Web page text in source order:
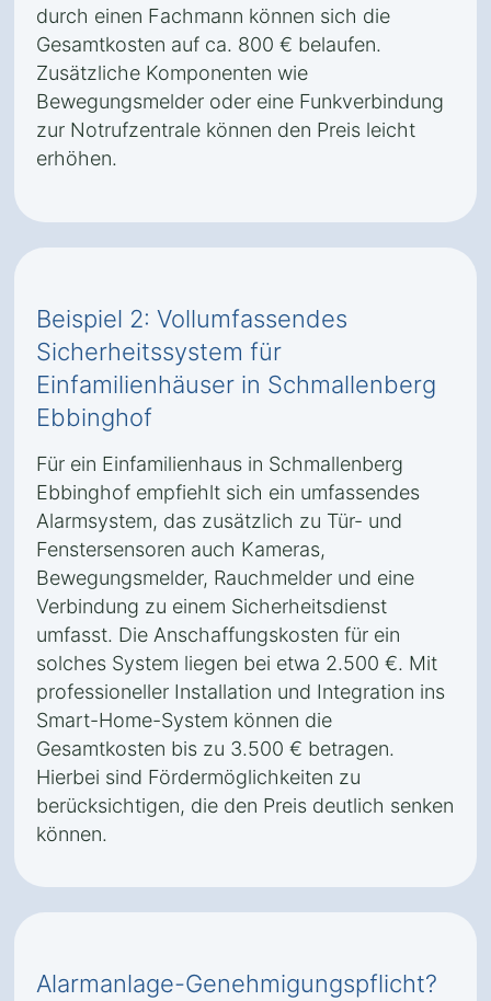
durch einen Fachmann können sich die
Gesamtkosten auf ca. 800 € belaufen.
Zusätzliche Komponenten wie
Bewegungsmelder oder eine Funkverbindung
zur Notrufzentrale können den Preis leicht
erhöhen.
Beispiel 2: Vollumfassendes
Sicherheitssystem für
Einfamilienhäuser in Schmallenberg
Ebbinghof
Für ein Einfamilienhaus in Schmallenberg
Ebbinghof empfiehlt sich ein umfassendes
Alarmsystem, das zusätzlich zu Tür- und
Fenstersensoren auch Kameras,
Bewegungsmelder, Rauchmelder und eine
Verbindung zu einem Sicherheitsdienst
umfasst. Die Anschaffungskosten für ein
solches System liegen bei etwa 2.500 €. Mit
professioneller Installation und Integration ins
Smart-Home-System können die
Gesamtkosten bis zu 3.500 € betragen.
Hierbei sind Fördermöglichkeiten zu
berücksichtigen, die den Preis deutlich senken
können.
Alarmanlage-Genehmigungspflicht?